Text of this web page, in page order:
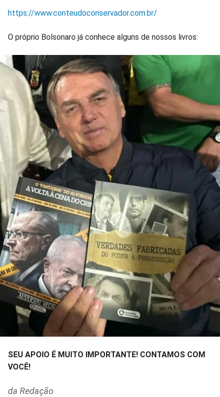
https://www.conteudoconservador.com.br/
O próprio Bolsonaro já conhece alguns de nossos livros:
SEU APOIO É MUITO IMPORTANTE! CONTAMOS COM
VOCÊ!
da Redação